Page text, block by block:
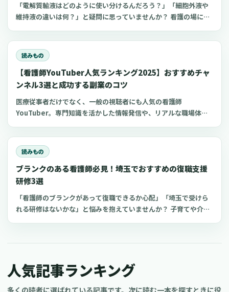
「電解質輸液はどのように使い分けるんだろう？」「細胞外液や
維持液の違いは何？」と疑問に思っていませんか？ 看護の場にお
類は多く、看護師がそれぞれの輸液製剤の特徴や使い分けを理解
するのは難しいものです。 今回は、看護師が知っておきたい電解
質輸液の種類と違いについてわかりやすく解説します。
読みもの
【看護師YouTuber人気ランキング2025】おすすめチャ
ンネル3選と成功する副業のコツ
医療従事者だけでなく、一般の視聴者にも人気の看護師
YouTuber。専門知識を活かした情報発信や、リアルな職場体験
ています。 今回は、おすすめの看護師YouTuberチャンネルと、
看護師がYouTube副業を成功させるコツについてご紹介します。
現役の看護師だけでなく、看護学生や医療従事者、さらには医療
に興味がある一般の方もぜひ参考にしてくださいね。
読みもの
ブランクのある看護師必見！埼玉でおすすめの復職支援
研修3選
「看護師のブランクがあって復職できるか心配」「埼玉で受けら
れる研修はないかな」と悩みを抱えていませんか？ 子育てや介護
潜在看護師の復職支援に力を入れています。復職支援研修を活用
今回は、埼玉でおすすめの看護師向け復職支援研修をご紹介しま
す。
人気記事ランキング